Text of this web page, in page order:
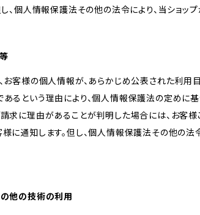
し、個人情報保護法その他の法令により、当ショ
、お客様の個人情報が、あらかじめ公表された利
るという理由により、個人情報保護法の定めに
請求に理由があることが判明した場合には、お客
に通知します。但し、個人情報保護法その他の
他の技術の利用